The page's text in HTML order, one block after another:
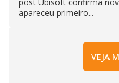
post Ubisoft confirma
apareceu primeiro...
VEJA